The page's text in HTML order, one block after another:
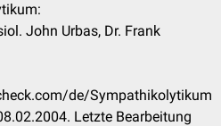
John Urbas, Dr. Frank
de/Sympathikolytikum
Letzte Bearbeitung